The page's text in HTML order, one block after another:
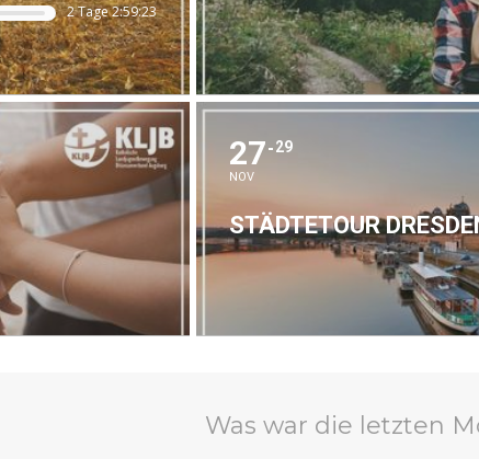
2 Tage 2:59:22
27
NOV
29
STÄDTETOUR
Was war die letzten